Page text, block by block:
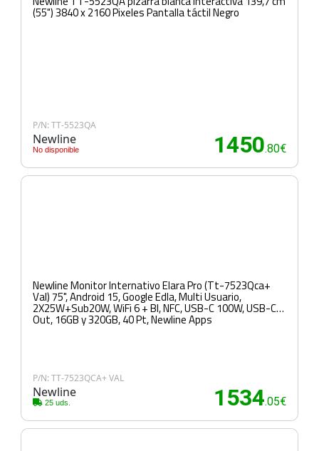
(55") 3840 x 2160 Pixeles Pantalla táctil Negro
P/N: TT-5523QA
Newline
No disponible 1450.80€
Newline Monitor Internativo Elara Pro (Tt-7523Qca+
Val) 75", Android 15, Google Edla, Multi Usuario,
2X25W+Sub20W, WiFi 6 + Bl, NFC, USB-C 100W, USB-C
Out, 16GB y 320GB, 40 Pt, Newline Apps
P/N: TT-7523QCA+ VAL
Newline
25 uds. 1534.05€